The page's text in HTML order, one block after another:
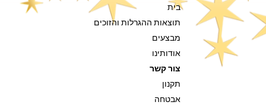
בית
תוצאות ההגרלות והזוכים
מבצעים
אודותינו
צור קשר
תקנון
אבטחה